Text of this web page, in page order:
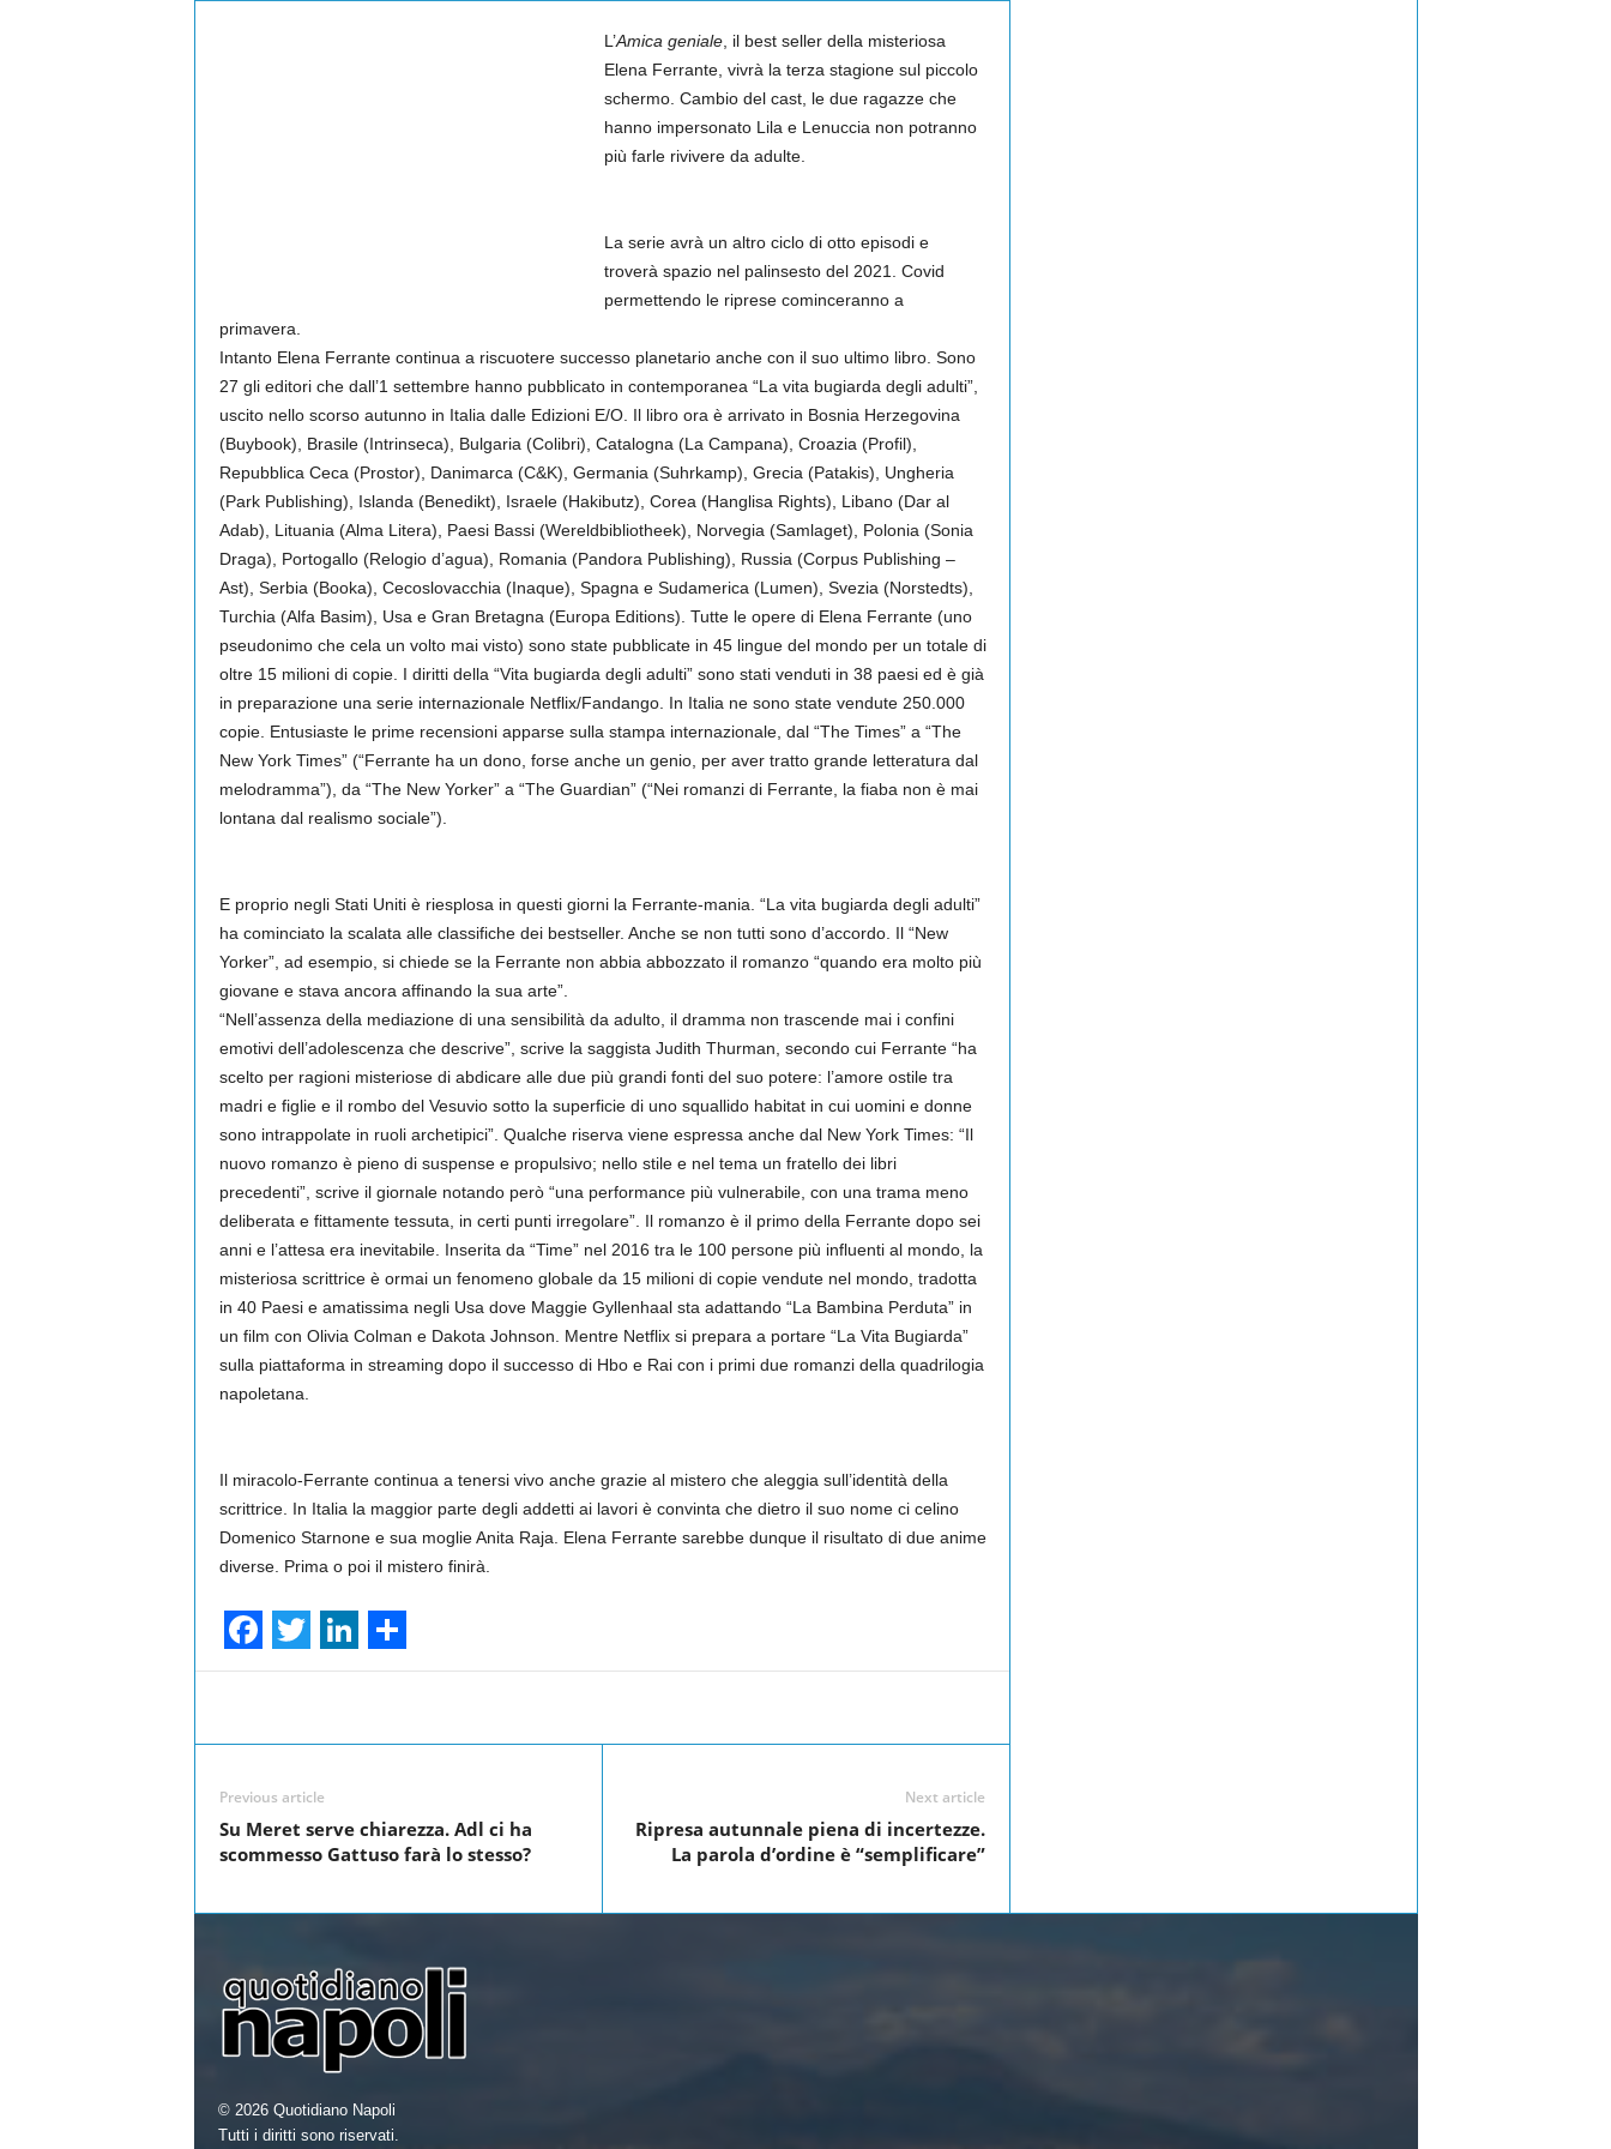
L’Amica geniale, il best seller della misteriosa
Elena Ferrante, vivrà la terza stagione sul piccolo
schermo. Cambio del cast, le due ragazze che
hanno impersonato Lila e Lenuccia non potranno
più farle rivivere da adulte.
La serie avrà un altro ciclo di otto episodi e
troverà spazio nel palinsesto del 2021. Covid
permettendo le riprese cominceranno a
primavera.
Intanto Elena Ferrante continua a riscuotere successo planetario anche con il suo ultimo libro. Sono
27 gli editori che dall’1 settembre hanno pubblicato in contemporanea “La vita bugiarda degli adulti”,
uscito nello scorso autunno in Italia dalle Edizioni E/O. Il libro ora è arrivato in Bosnia Herzegovina
(Buybook), Brasile (Intrinseca), Bulgaria (Colibri), Catalogna (La Campana), Croazia (Profil),
Repubblica Ceca (Prostor), Danimarca (C&K), Germania (Suhrkamp), Grecia (Patakis), Ungheria
(Park Publishing), Islanda (Benedikt), Israele (Hakibutz), Corea (Hanglisa Rights), Libano (Dar al
Adab), Lituania (Alma Litera), Paesi Bassi (Wereldbibliotheek), Norvegia (Samlaget), Polonia (Sonia
Draga), Portogallo (Relogio d’agua), Romania (Pandora Publishing), Russia (Corpus Publishing –
Ast), Serbia (Booka), Cecoslovacchia (Inaque), Spagna e Sudamerica (Lumen), Svezia (Norstedts),
Turchia (Alfa Basim), Usa e Gran Bretagna (Europa Editions). Tutte le opere di Elena Ferrante (uno
pseudonimo che cela un volto mai visto) sono state pubblicate in 45 lingue del mondo per un totale di
oltre 15 milioni di copie. I diritti della “Vita bugiarda degli adulti” sono stati venduti in 38 paesi ed è già
in preparazione una serie internazionale Netflix/Fandango. In Italia ne sono state vendute 250.000
copie. Entusiaste le prime recensioni apparse sulla stampa internazionale, dal “The Times” a “The
New York Times” (“Ferrante ha un dono, forse anche un genio, per aver tratto grande letteratura dal
melodramma”), da “The New Yorker” a “The Guardian” (“Nei romanzi di Ferrante, la fiaba non è mai
lontana dal realismo sociale”).
E proprio negli Stati Uniti è riesplosa in questi giorni la Ferrante-mania. “La vita bugiarda degli adulti”
ha cominciato la scalata alle classifiche dei bestseller. Anche se non tutti sono d’accordo. Il “New
Yorker”, ad esempio, si chiede se la Ferrante non abbia abbozzato il romanzo “quando era molto più
giovane e stava ancora affinando la sua arte”.
“Nell’assenza della mediazione di una sensibilità da adulto, il dramma non trascende mai i confini
emotivi dell’adolescenza che descrive”, scrive la saggista Judith Thurman, secondo cui Ferrante “ha
scelto per ragioni misteriose di abdicare alle due più grandi fonti del suo potere: l’amore ostile tra
madri e figlie e il rombo del Vesuvio sotto la superficie di uno squallido habitat in cui uomini e donne
sono intrappolate in ruoli archetipici”. Qualche riserva viene espressa anche dal New York Times: “Il
nuovo romanzo è pieno di suspense e propulsivo; nello stile e nel tema un fratello dei libri
precedenti”, scrive il giornale notando però “una performance più vulnerabile, con una trama meno
deliberata e fittamente tessuta, in certi punti irregolare”. Il romanzo è il primo della Ferrante dopo sei
anni e l’attesa era inevitabile. Inserita da “Time” nel 2016 tra le 100 persone più influenti al mondo, la
misteriosa scrittrice è ormai un fenomeno globale da 15 milioni di copie vendute nel mondo, tradotta
in 40 Paesi e amatissima negli Usa dove Maggie Gyllenhaal sta adattando “La Bambina Perduta” in
un film con Olivia Colman e Dakota Johnson. Mentre Netflix si prepara a portare “La Vita Bugiarda”
sulla piattaforma in streaming dopo il successo di Hbo e Rai con i primi due romanzi della quadrilogia
napoletana.
Il miracolo-Ferrante continua a tenersi vivo anche grazie al mistero che aleggia sull’identità della
scrittrice. In Italia la maggior parte degli addetti ai lavori è convinta che dietro il suo nome ci celino
Domenico Starnone e sua moglie Anita Raja. Elena Ferrante sarebbe dunque il risultato di due anime
diverse. Prima o poi il mistero finirà.
F
c
e
b
o
T
i
t
t
e
L
n
k
e
d
S
a
e
Previous article
Su Meret serve chiarezza. Adl ci ha
scommesso Gattuso farà lo stesso?
Next article
Ripresa autunnale piena di incertezze.
La parola d’ordine è “semplificare”
© 2026 Quotidiano Napoli
Tutti i diritti sono riservati.